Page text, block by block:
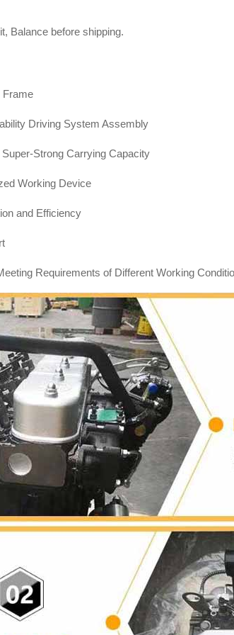
Balance before shipping.
Frame
Driving System Assembly
Strong Carrying Capacity
Working Device
and Efficiency
Requirements of Different Working